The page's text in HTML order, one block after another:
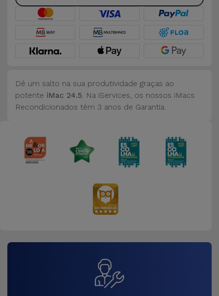
Dê um salto na sua produtividade graças ao
potente iMac 24.5. Na iServices, os nossos iMacs
Recondicionados têm 3 anos de Garantia.